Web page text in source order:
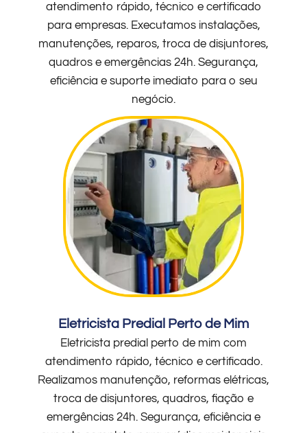
atendimento rápido, técnico e certificado
para empresas. Executamos instalações,
manutenções, reparos, troca de disjuntores,
quadros e emergências 24h. Segurança,
eficiência e suporte imediato para o seu
negócio.
Eletricista Predial Perto de Mim
Eletricista predial perto de mim com
atendimento rápido, técnico e certificado.
Realizamos manutenção, reformas elétricas,
troca de disjuntores, quadros, fiação e
emergências 24h. Segurança, eficiência e